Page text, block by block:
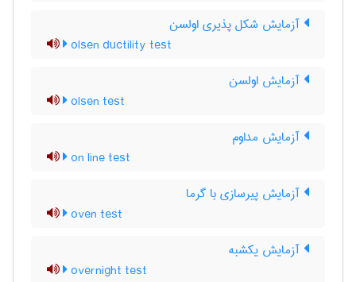
آزمایش شکل پذیری اولسن
olsen ductility test
آزمایش اولسن
olsen test
آزمایش مداوم
on line test
آزمایش پیرسازی با گرما
oven test
آزمایش یکشبه
overnight test